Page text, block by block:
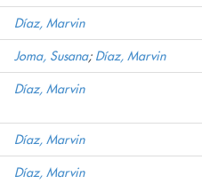
Díaz, Marvin
Joma, Susana; Díaz, Marvin
Díaz, Marvin
Díaz, Marvin
Díaz, Marvin